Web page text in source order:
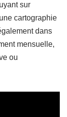
sur
cartographie
dans
mensuelle,
ou